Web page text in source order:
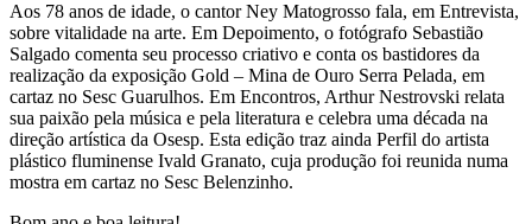
Aos 78 anos de idade, o cantor Ney Matogrosso fala, em Entrevista,
sobre vitalidade na arte. Em Depoimento, o fotógrafo Sebastião
Salgado comenta seu processo criativo e conta os bastidores da
realização da exposição Gold – Mina de Ouro Serra Pelada, em
cartaz no Sesc Guarulhos. Em Encontros, Arthur Nestrovski relata
sua paixão pela música e pela literatura e celebra uma década na
direção artística da Osesp. Esta edição traz ainda Perfil do artista
plástico fluminense Ivald Granato, cuja produção foi reunida numa
mostra em cartaz no Sesc Belenzinho.